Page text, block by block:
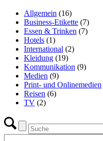
Allgemein (16)
Business-Etikette (7)
Essen & Trinken (7)
Hotels (1)
International (2)
Kleidung (19)
Kommunikation (9)
Medien (9)
Print- und Onlinemedien
Reisen (6)
TV (2)